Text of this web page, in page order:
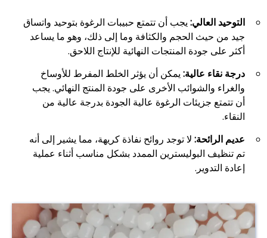
التوحيد العالي:يجب أن تتمتع حبيبات الرغوة بتوحيد واتساق
جيد من حيث الحجم والكثافة وما إلى ذلك، وهو ما يساعد
أكثر على جودة المنتجات النهائية للإنتاج اللاحق.
درجة نقاء عالية:يمكن أن يؤثر الخلط المفرط للأوساخ
والغراء والشوائب الأخرى على جودة المنتج النهائي. يجب
أن تتمتع جزيئات الرغوة عالية الجودة بدرجة عالية من
النقاء.
عديم الرائحة: لا توجد روائح نفاذة كريهة، مما يشير إلى أنه
تم تنظيف البوليسترين الممدد بشكل مناسب أثناء عملية
إعادة التدوير.